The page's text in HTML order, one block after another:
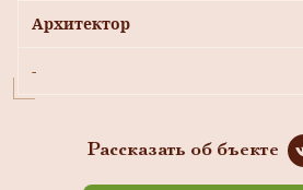
Архитектор
-
Рассказать об бъекте